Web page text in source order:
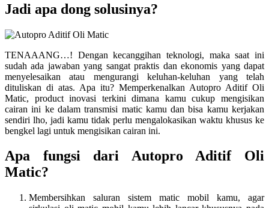
Jadi apa dong solusinya?
TENAAANG…! Dengan kecanggihan teknologi, maka saat ini
sudah ada jawaban yang sangat praktis dan ekonomis yang dapat
menyelesaikan atau mengurangi keluhan-keluhan yang telah
dituliskan di atas. Apa itu? Memperkenalkan Autopro Aditif Oli
Matic, product inovasi terkini dimana kamu cukup mengisikan
cairan ini ke dalam transmisi matic kamu dan bisa kamu kerjakan
sendiri lho, jadi kamu tidak perlu mengalokasikan waktu khusus ke
bengkel lagi untuk mengisikan cairan ini.
Apa fungsi dari Autopro Aditif Oli
Matic?
Membersihkan saluran sistem matic mobil kamu, agar